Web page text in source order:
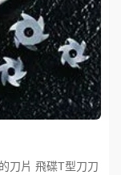
刀片 飛碟T型刀刀